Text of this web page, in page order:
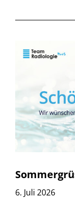
6. Juli 2026